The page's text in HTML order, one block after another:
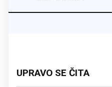
UPRAVO SE ČITA